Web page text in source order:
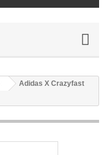
Adidas X Crazyfast